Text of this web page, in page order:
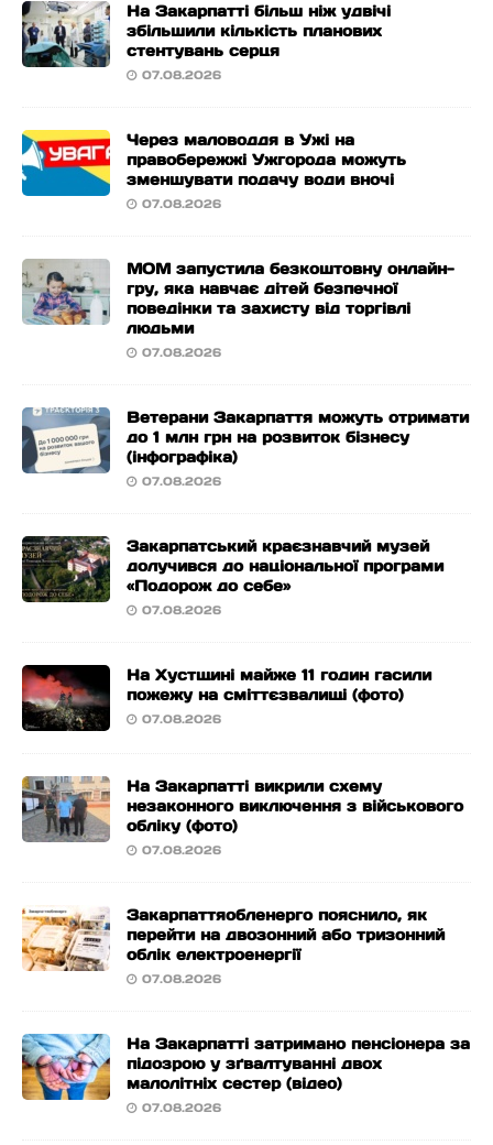
На Закарпатті більш ніж удвічі
збільшили кількість планових
стентувань серця
07.08.2026
Через маловоддя в Ужі на
правобережжі Ужгорода можуть
зменшувати подачу води вночі
07.08.2026
МОМ запустила безкоштовну онлайн-
гру, яка навчає дітей безпечної
поведінки та захисту від торгівлі
людьми
07.08.2026
Ветерани Закарпаття можуть отримати
до 1 млн грн на розвиток бізнесу
(інфографіка)
07.08.2026
Закарпатський краєзнавчий музей
долучився до національної програми
«Подорож до себе»
07.08.2026
На Хустщині майже 11 годин гасили
пожежу на сміттєзвалищі (фото)
07.08.2026
На Закарпатті викрили схему
незаконного виключення з військового
обліку (фото)
07.08.2026
Закарпаттяобленерго пояснило, як
перейти на двозонний або тризонний
облік електроенергії
07.08.2026
На Закарпатті затримано пенсіонера за
підозрою у зґвалтуванні двох
малолітніх сестер (відео)
07.08.2026